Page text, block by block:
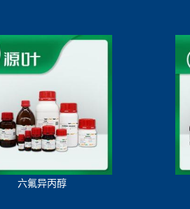
六氟异丙醇